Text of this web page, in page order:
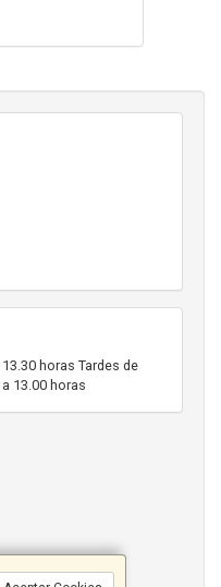
horas Tardes de
13.00 horas